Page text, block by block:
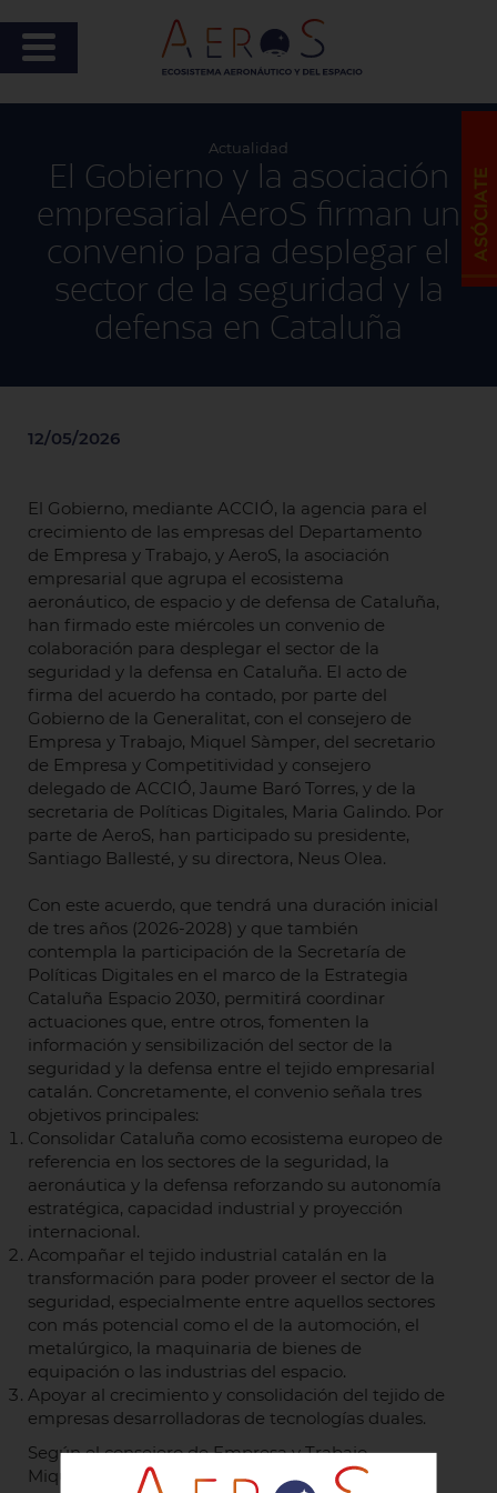
Actualidad
El Gobierno y la asociación
empresarial AeroS firman un
convenio para desplegar el
sector de la seguridad y la
defensa en Cataluña
12/05/2026
El Gobierno, mediante ACCIÓ, la agencia para el
crecimiento de las empresas del Departamento
de Empresa y Trabajo, y AeroS, la asociación
empresarial que agrupa el ecosistema
aeronáutico, de espacio y de defensa de Cataluña,
han firmado este miércoles un convenio de
colaboración para desplegar el sector de la
seguridad y la defensa en Cataluña. El acto de
firma del acuerdo ha contado, por parte del
Gobierno de la Generalitat, con el consejero de
Empresa y Trabajo, Miquel Sàmper, del secretario
de Empresa y Competitividad y consejero
delegado de ACCIÓ, Jaume Baró Torres, y de la
secretaria de Políticas Digitales, Maria Galindo. Por
parte de AeroS, han participado su presidente,
Santiago Ballesté, y su directora, Neus Olea.
Con este acuerdo, que tendrá una duración inicial
de tres años (2026-2028) y que también
contempla la participación de la Secretaría de
Políticas Digitales en el marco de la Estrategia
Cataluña Espacio 2030, permitirá coordinar
actuaciones que, entre otros, fomenten la
información y sensibilización del sector de la
seguridad y la defensa entre el tejido empresarial
catalán. Concretamente, el convenio señala tres
objetivos principales:
Consolidar Cataluña como ecosistema europeo de
referencia en los sectores de la seguridad, la
aeronáutica y la defensa reforzando su autonomía
estratégica, capacidad industrial y proyección
internacional.
Acompañar el tejido industrial catalán en la
transformación para poder proveer el sector de la
seguridad, especialmente entre aquellos sectores
con más potencial como el de la automoción, el
metalúrgico, la maquinaria de bienes de
equipación o las industrias del espacio.
Apoyar al crecimiento y consolidación del tejido de
empresas desarrolladoras de tecnologías duales.
Según el consejero de Empresa y Trabajo,
Miquel Sàmper, “
el convenio permitirá impulsar